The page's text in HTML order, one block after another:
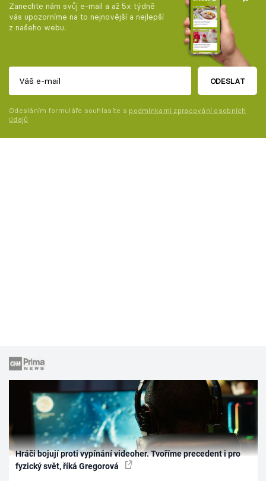
Zanechte nám svůj e-mail a až 5x týdně
vás upozorníme na to nejnovější a nejlepší
z našeho webu.
ODESLAT
Odesláním formuláře souhlasíte s podmínkami zpracování osobních
údajů
Hráči bojují proti vypínání videoher. Tvoříme precedent i pro
fyzický svět, říká Gregorová